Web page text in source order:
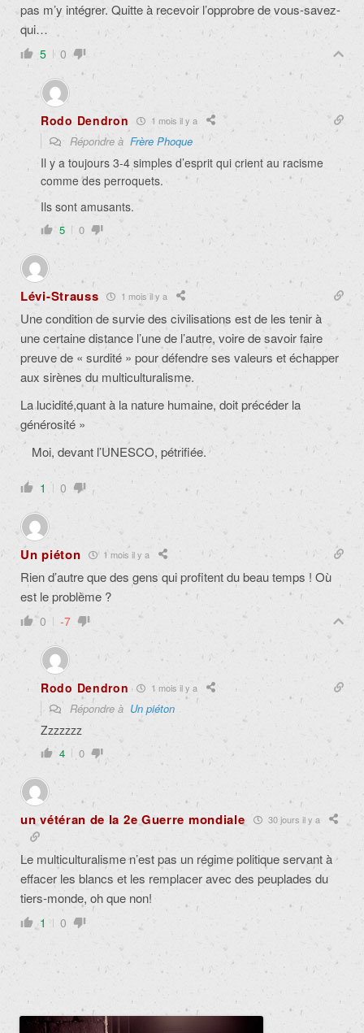
pas m’y intégrer. Quitte à recevoir l’opprobre de vous-savez-
qui…
5 0
Rodo Dendron 1 mois il y a
Répondre à Frère Phoque
Il y a toujours 3-4 simples d’esprit qui crient au racisme
comme des perroquets.
Ils sont amusants.
5 0
Lévi-Strauss 1 mois il y a
Une condition de survie des civilisations est de les tenir à
une certaine distance l’une de l’autre, voire de savoir faire
preuve de « surdité » pour défendre ses valeurs et échapper
aux sirènes du multiculturalisme.
La lucidité,quant à la nature humaine, doit précéder la
générosité »
Moi, devant l’UNESCO, pétrifiée.
1 0
Un piéton 1 mois il y a
Rien d’autre que des gens qui profitent du beau temps ! Où
est le problème ?
0 -7
Rodo Dendron 1 mois il y a
Répondre à Un piéton
Zzzzzzz
4 0
un vétéran de la 2e Guerre mondiale 30 jours il y a
Le multiculturalisme n’est pas un régime politique servant à
effacer les blancs et les remplacer avec des peuplades du
tiers-monde, oh que non!
1 0